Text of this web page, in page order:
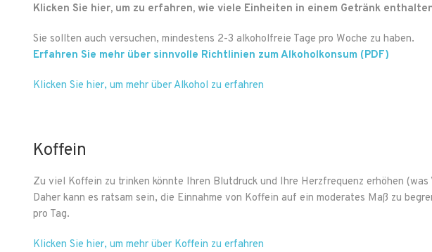
Klicken Sie hier, um zu erfahren, wie viele Einheiten in einem Getränk
Sie sollten auch versuchen, mindestens 2-3 alkoholfreie Tage pro Woche zu haben.
Erfahren Sie mehr über sinnvolle Richtlinien zum Alkoholkonsum (PDF)
Klicken Sie hier, um mehr über Alkohol zu erfahren
Koffein
Zu viel Koffein zu trinken könnte Ihren Blutdruck und Ihre Herzfrequenz erhöhen (was
Daher kann es ratsam sein, die Einnahme von Koffein auf ein moderates Maß zu
pro Tag.
Klicken Sie hier, um mehr über Koffein zu erfahren